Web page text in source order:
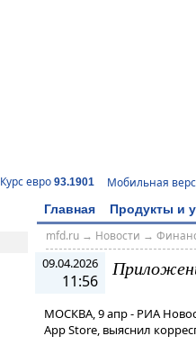
Курс евро 93.1901 Мобильная
Главная Продукты и
mfd.ru→ Новости →
09.04.2026
11:56
МОСКВА, 9 апр - РИА
App Store, выяснил